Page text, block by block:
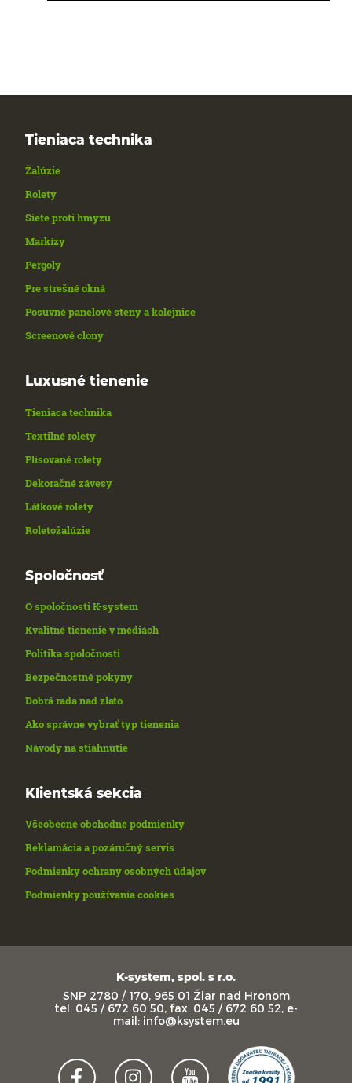
Tieniaca technika
Žalúzie
Rolety
Siete proti hmyzu
Markízy
Pergoly
Pre strešné okná
Posuvné panelové steny a kolejnice
Screenové clony
Luxusné tienenie
Tieniaca technika
Textilné rolety
Plisované rolety
Dekoračné závesy
Látkové rolety
Roletožalúzie
Spoločnosť
O spoločnosti K-system
Kvalitné tienenie v médiách
Politika spoločnosti
Bezpečnostné pokyny
Dobrá rada nad zlato
Ako správne vybrať typ tienenia
Návody na stiahnutie
Klientská sekcia
Všeobecné obchodné podmienky
Reklamácia a pozáručný servis
Podmienky ochrany osobných údajov
Podmienky používania cookies
K-system, spol. s r.o.
SNP 2780 / 170, 965 01 Žiar nad Hronom
tel: 045 / 672 60 50, fax: 045 / 672 60 52, e-
mail: info@ksystem.eu